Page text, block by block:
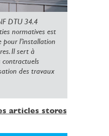
DTU 34.4
normatives est
l’installation
Il sert à
contractuels
des travaux
articles stores